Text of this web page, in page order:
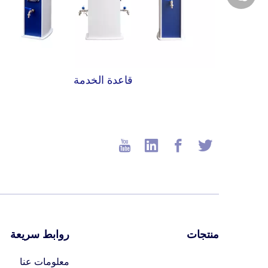
قاعدة الخدمة
روابط سريعة
معلومات عنا
منتجات